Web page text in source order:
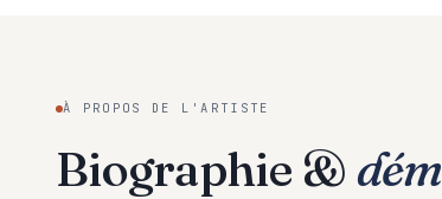
À PROPOS DE L'ARTISTE
Biographie &